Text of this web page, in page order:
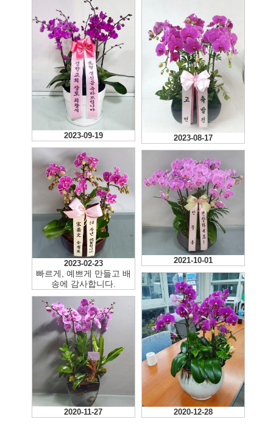
2023-09-19 2023-08-17
2023-02-23
빠르게, 예쁘게 만들고 배
송에 감사합니다.
2021-10-01
2020-12-28
2020-11-27